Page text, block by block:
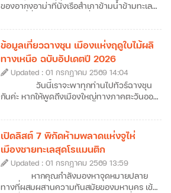
ของอากงอาม่าที่นั่งเรือสำเภาข้ามน้ำข้ามทะเล
แต้จิ๋วเคยลงเรือมาตั้งรกรากในไทย แต่ปัจจุบัน
ซัวเถาไม่ได้เป็นเพียงแค่จุดเริ่มต้นของการ
อพยพมายังเมืองไทย เพราะซัวเถาคือดินแดน
ของวัฒนธรรมแต้จิ๋วแท้ ๆ ที่มีทั้งวัดโบราณ
อายุนับร้อยปี ถนนเก่าที่เต็มไปด้วยกลิ่นอาย
ประวัติศาสตร์ อาหารพื้นเมืองรสเลิศ ศาลเจ้า
ศักดิ์สิทธิ์ รวมไปถึงฮวงจุ้ยของเมืองที่ดีเยี่ยม
องค์ที่คนไทยรู้จักกันดี จึงไม่น่าแปลกใจที่สายมู
สายบุญ และนักท่องเที่ยวที่อยากสัมผัสจีนแบบ
โลคอลจะหลงรักที่นี่ได้ไม่ยาก ซึ่งวันนี้เราก็จะพา
ทุกคนไปทัวร์ซัวเถากันแบบจัดเต็ม ที่มีทั้งข้อมูล
เที่ยวซัวเถา 12 ที่เที่ยวไฮไลต์ พร้อมลิสต์ร้าน
เด็ดและที่พักมาแนะนำไว้ให้ครบ ให้เราสามารถ
วางแผนเที่ยวกันได้ง่าย ๆ แบบครบจบในที่
ข้อมูลเที่ยวฉางชุน เมืองแห่งฤดูใบไม้ผลิ
ทางเหนือ ฉบับอัปเดตปี 2026
Updated : 01 กรกฎาคม 2569 14:04
วันนี้เราจะพาทุกท่านไปทัวร์ฉางชุน
กันค่ะ หากให้พูดถึงเมืองใหญ่ทางภาคตะวันออก
หิมะขาวโพลนและอากาศหนาวจัด แต่ฉางชุน
เป็นเมืองที่ได้รับฉายาว่า “เมืองแห่งฤดูใบไม้ผลิ
แห่งภาคเหนือ” ความพิเศษของเมืองนี้คืออะไร?
ทำไมถึงได้รับการขนานนามว่าเป็นเมืองแห่งฤดู
ใบไม้ผลิแห่งภาคเหนือ วันนี้เราจะพาไปหาคำ
ตอบกันค่ะ นอกจากนี้เราก็ยังทำการรวบรวม
ข้อมูลเที่ยวฉางชุนฉบับอัปเดตปี 2026 ที่จะพา
เปิดลิสต์ 7 พิกัดห้ามพลาดแห่งจูไห่
เมืองชายทะเลสุดโรแมนติก
Updated : 01 กรกฎาคม 2569 13:59
หากคุณกำลังมองหาจุดหมายปลาย
ทางที่ผสมผสานความทันสมัยของมหานคร เข้า